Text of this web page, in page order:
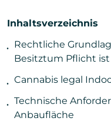
Inhaltsverzeichnis
Rechtliche
Besitztum Pflicht ist
Cannabis legal
Technische
Anbaufläche